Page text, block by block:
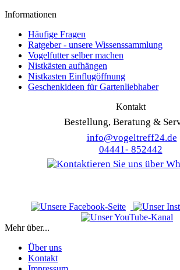
Informationen
Häufige Fragen
Ratgeber - unsere Wissenssammlung
Vogelfutter selber machen
Nistkästen aufhängen
Nistkasten Einflugöffnung
Geschenkideen für Gartenliebhaber
Kontakt
Bestellung, Beratung &
info@vogeltreff24.de
04441- 852442
Mehr über...
Über uns
Kontakt